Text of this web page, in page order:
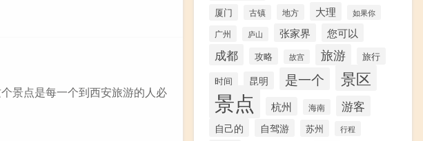
景点是每一个到西安旅游的人必
厦门
古镇 地方 大理 如果你
广州 庐山 张家界 您可以
成都 攻略 故宫 旅游
旅行
时间
昆明 是一个 景区
景点 杭州 海南 游客
自己的 自驾游 苏州 行程